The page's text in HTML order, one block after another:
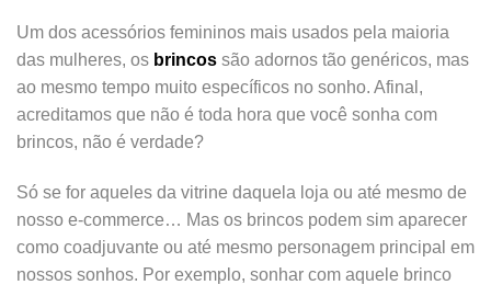
Um dos acessórios femininos mais usados pela maioria
das mulheres, os brincos são adornos tão genéricos, mas
ao mesmo tempo muito específicos no sonho. Afinal,
acreditamos que não é toda hora que você sonha com
brincos, não é verdade?
Só se for aqueles da vitrine daquela loja ou até mesmo de
nosso e-commerce… Mas os brincos podem sim aparecer
como coadjuvante ou até mesmo personagem principal em
nossos sonhos. Por exemplo, sonhar com aquele brinco